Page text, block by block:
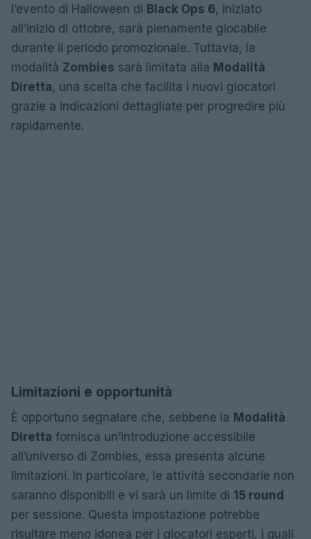
l’evento di Halloween di Black Ops 6, iniziato
all’inizio di ottobre, sarà pienamente giocabile
durante il periodo promozionale. Tuttavia, la
modalità Zombies sarà limitata alla Modalità
Diretta, una scelta che facilita i nuovi giocatori
grazie a indicazioni dettagliate per progredire più
rapidamente.
Limitazioni e opportunità
È opportuno segnalare che, sebbene la Modalità
Diretta fornisca un’introduzione accessibile
all’universo di Zombies, essa presenta alcune
limitazioni. In particolare, le attività secondarie non
saranno disponibili e vi sarà un limite di 15 round
per sessione. Questa impostazione potrebbe
risultare meno idonea per i giocatori esperti, i quali